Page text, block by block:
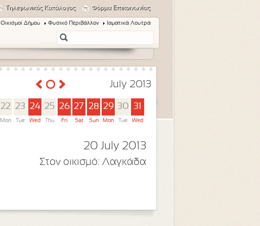
Τηλεφωνικός Κατάλογος Φόρμα Επικοινωνίας
Οικισμοί Δήμου Φυσικό Περιβάλλον Ιαματικά Λουτρά
July 2013
22
Mon
23
Tue
24
Wed
25
Thu
26
Fri
27
Sat
28
Sun
29
Mon
30
Tue
31
Wed
20 July 2013
Στον οικισμό: Λαγκάδα